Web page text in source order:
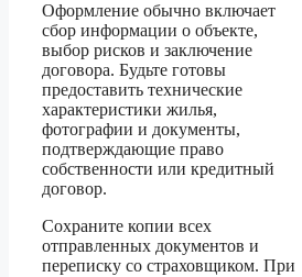
Оформление обычно включает
сбор информации о объекте,
выбор рисков и заключение
договора. Будьте готовы
предоставить технические
характеристики жилья,
фотографии и документы,
подтверждающие право
собственности или кредитный
договор.
Сохраните копии всех
отправленных документов и
переписку со страховщиком. При